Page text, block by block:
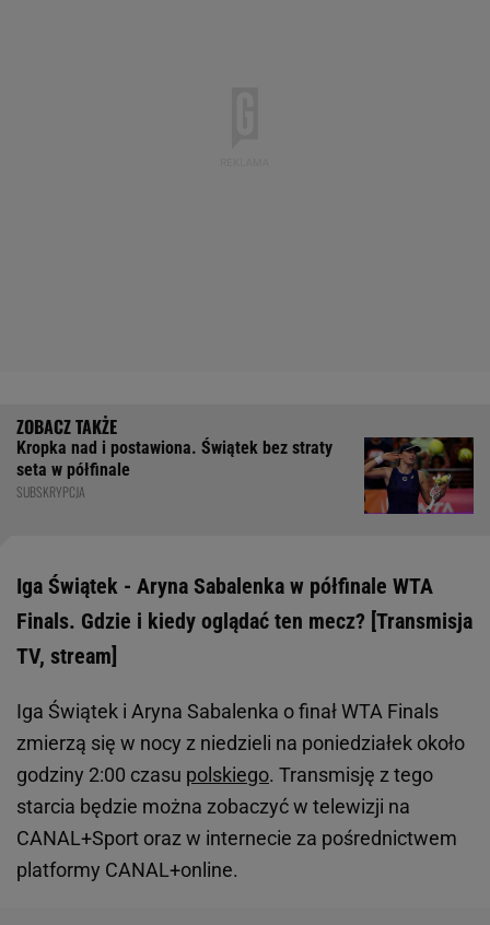
Kropka nad i postawiona. Świątek bez straty
seta w półfinale
SUBSKRYPCJA
Iga Świątek - Aryna Sabalenka w półfinale WTA
Finals. Gdzie i kiedy oglądać ten mecz? [Transmisja
TV, stream]
Iga Świątek i Aryna Sabalenka o finał WTA Finals
zmierzą się w nocy z niedzieli na poniedziałek około
godziny 2:00 czasu polskiego. Transmisję z tego
starcia będzie można zobaczyć w telewizji na
CANAL+Sport oraz w internecie za pośrednictwem
platformy CANAL+online.